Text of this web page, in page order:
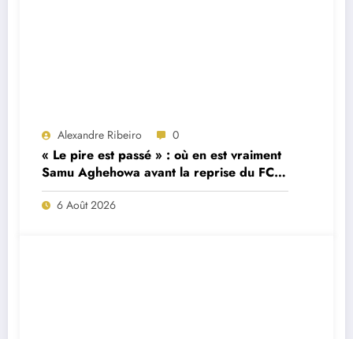
Alexandre Ribeiro 0
« Le pire est passé » : où en est vraiment
Samu Aghehowa avant la reprise du FC
Porto ?
6 Août 2026